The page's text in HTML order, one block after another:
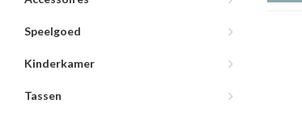
Speelgoed
Kinderkamer
Tassen